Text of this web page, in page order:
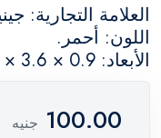
العلامة التجارية:
اللون: أحمر.
الأبعاد: ‎ 6.5 × 3.6 × 0.9 سم.
100.00 جنيه